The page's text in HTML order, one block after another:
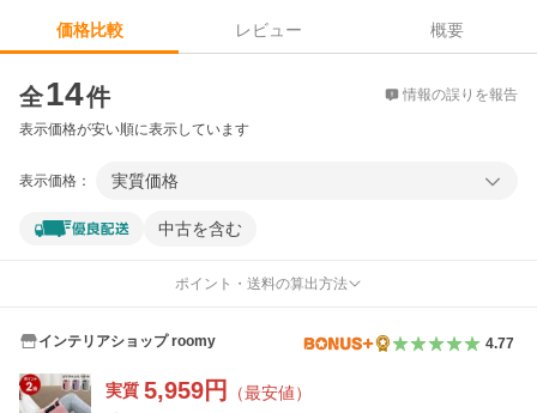
価格比較 レビュー
概要
全14件 情報の誤りを報告
表示価格が安い順に表示しています
表示価格： 実質価格
中古を含む
ポイント・送料の算出方法
インテリアショップ roomy 4.77
実質 5,959円 （最安値）